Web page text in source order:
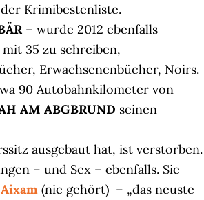
Krimibestenliste.
– wurde 2012 ebenfalls
mit 35 zu schreiben,
Erwachsenenbücher, Noirs.
90 Autobahnkilometer von
AM ABGBRUND seinen
ausgebaut hat, ist verstorben.
– und Sex – ebenfalls. Sie
Aixam (nie gehört) – „das neuste